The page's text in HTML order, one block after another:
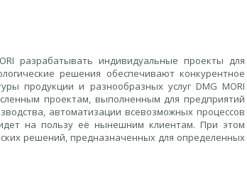
разрабатывать индивидуальные проекты для
решения обеспечивают конкурентное
продукции и разнообразных услуг DMG MORI
проектам, выполненным для предприятий
автоматизации всевозможных процессов
на пользу её нынешним клиентам. При этом
решений, предназначенных для определенных